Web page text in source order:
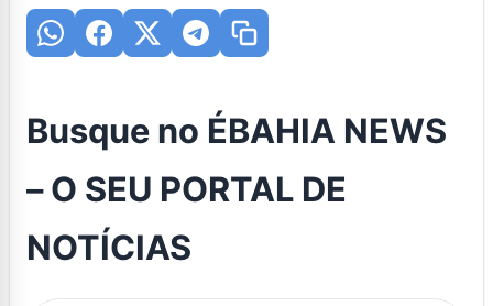
Busque no ÉBAHIA NEWS
– O SEU PORTAL DE
NOTÍCIAS